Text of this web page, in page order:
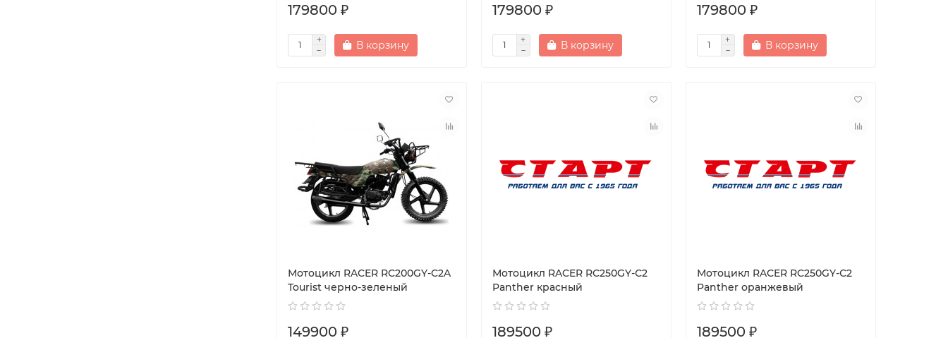
179800 ₽
В корзину
179800 ₽
В корзину
179800 ₽
В корзину
Мотоцикл RACER RC200GY-C2A
Tourist черно-зеленый
149900 ₽
Мотоцикл RACER RC250GY-С2
Panther красный
189500 ₽
Мотоцикл RACER RC250GY-С2
Panther оранжевый
189500 ₽